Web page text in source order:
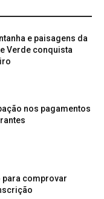
e paisagens da
Verde conquista
nos pagamentos
para comprovar